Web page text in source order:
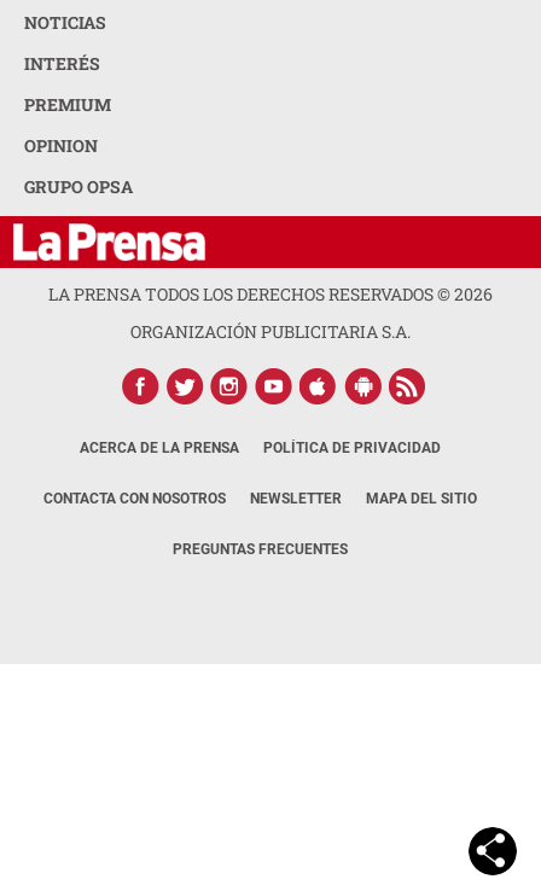
NOTICIAS
INTERÉS
PREMIUM
OPINION
GRUPO OPSA
LA PRENSA TODOS LOS DERECHOS RESERVADOS ©2026
ORGANIZACIÓN PUBLICITARIA S.A.
ACERCA DE LA PRENSA POLÍTICA DE PRIVACIDAD
CONTACTA CON NOSOTROS NEWSLETTER MAPA DEL SITIO
PREGUNTAS FRECUENTES